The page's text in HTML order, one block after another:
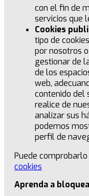
con el fin de
servicios que
Cookies
tipo de
por nosotros
gestionar de
de los
web,
contenido del
realice de
analizar sus
podemos
perfil de
Puede comprobarlo
cookies
Aprenda a